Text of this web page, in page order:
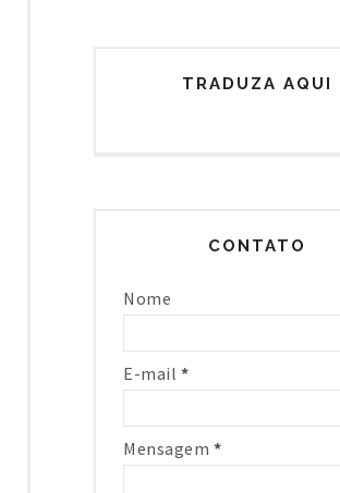
TRADUZA AQUI
CONTATO
Nome
E-mail *
Mensagem *